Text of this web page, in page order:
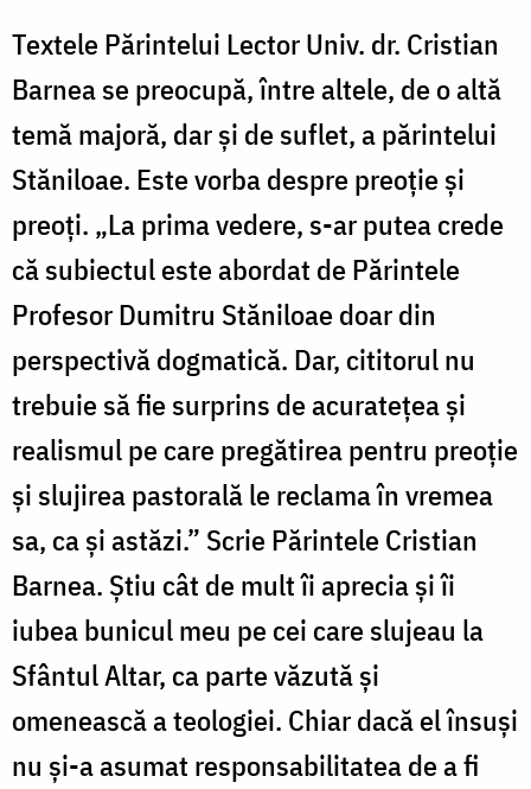
Textele Părintelui Lector Univ. dr. Cristian
Barnea se preocupă, între altele, de o altă
temă majoră, dar și de suflet, a părintelui
Stăniloae. Este vorba despre preoție și
preoți. „La prima vedere, s-ar putea crede
că subiectul este abordat de Părintele
Profesor Dumitru Stăniloae doar din
perspectivă dogmatică. Dar, cititorul nu
trebuie să fie surprins de acuratețea și
realismul pe care pregătirea pentru preoție
și slujirea pastorală le reclama în vremea
sa, ca și astăzi.” Scrie Părintele Cristian
Barnea. Știu cât de mult îi aprecia și îi
iubea bunicul meu pe cei care slujeau la
Sfântul Altar, ca parte văzută și
omenească a teologiei. Chiar dacă el însuși
nu și-a asumat responsabilitatea de a fi